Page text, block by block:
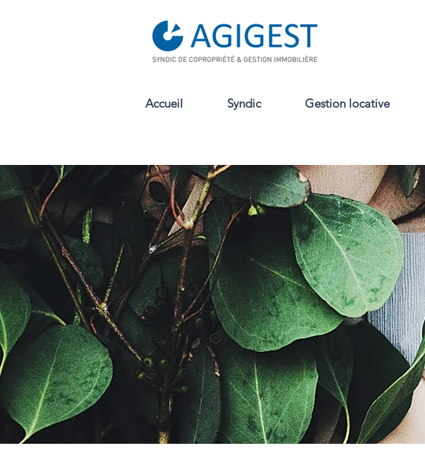
Accueil Syndic Gestion locative